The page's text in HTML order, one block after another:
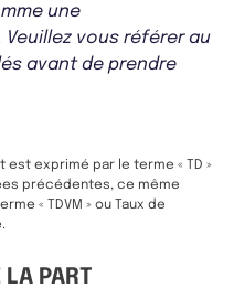
une
vous référer au
avant de prendre
est exprimé par le terme « TD »
précédentes, ce même
« TDVM » ou Taux de
LA PART